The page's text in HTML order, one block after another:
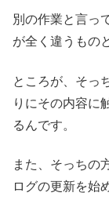
別の作業と言っ
が全く違うもの
ところが、そっ
りにその内容に
るんです。
また、そっちの
ログの更新を始